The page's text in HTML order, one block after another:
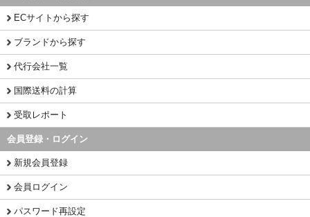
ECサイトから探す
ブランドから探す
代行会社一覧
国際送料の計算
受取レポート
会員登録・ログイン
新規会員登録
会員ログイン
パスワード再設定